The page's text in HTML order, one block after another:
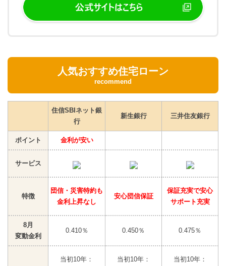
人気おすすめ住宅ローン
recommend
住信SBIネット銀
行
新生銀行 三井住友銀行
ポイント 金利が安い
サービス
特徴
団信・災害特約も
金利上昇なし
安心団信保証
保証充実で安心
サポート充実
8月
変動金利
0.410％ 0.450％ 0.475％
当初10年：
当初10年：
当初10年：